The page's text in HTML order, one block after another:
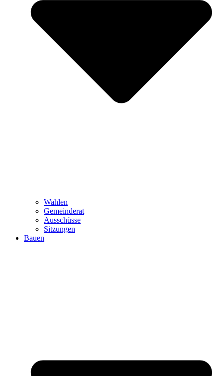
Wahlen
Gemeinderat
Ausschüsse
Sitzungen
Bauen